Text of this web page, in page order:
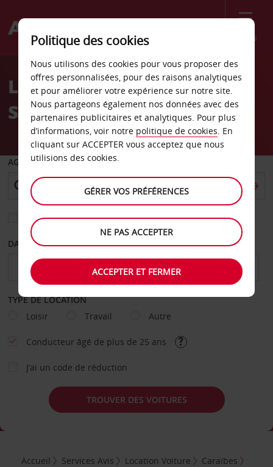
Menu
Welcome
AvisLocation de voiture
Santiago
AGENCE DE DÉPART
Sélectionnez une autre agence de retour
DATE DE DÉPART DATE DE RETOUR
TYPE DE LOCATION
Loisir
Travail Autre
Conducteur âgé de plus de 25 ans
J’ai un code de réduction
TROUVER DES VOITURES
Accueil Services Avis Location Voiture
Caraïbes
Politique des cookies
Nous utilisons des cookies pour vous proposer des
offres personnalisées, pour des raisons analytiques
et pour améliorer votre expérience sur notre site.
Nous partageons également nos données avec des
partenaires publicitaires et analytiques. Pour plus
d’informations, voir notre politique de cookies. En
cliquant sur ACCEPTER vous acceptez que nous
utilisions des cookies.
GÉRER VOS PRÉFÉRENCES
NE PAS ACCEPTER
ACCEPTER ET FERMER